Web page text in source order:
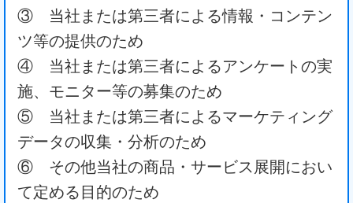
③ 当社または第三者による情報・コンテン
ツ等の提供のため
④ 当社または第三者によるアンケートの実
施、モニター等の募集のため
⑤ 当社または第三者によるマーケティング
データの収集・分析のため
⑥ その他当社の商品・サービス展開におい
て定める目的のため